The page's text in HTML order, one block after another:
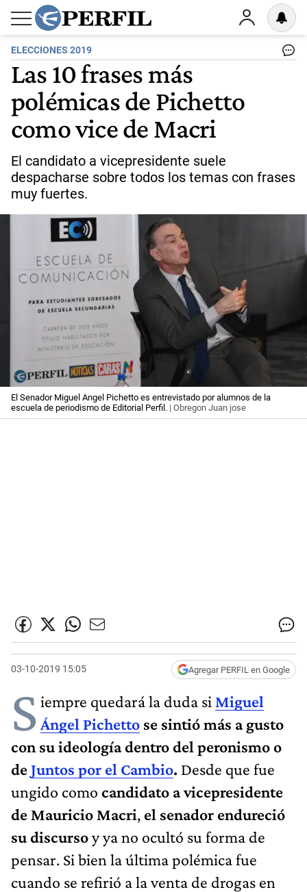
ELECCIONES 2019
Las 10 frases más
polémicas de Pichetto
como vice de Macri
El candidato a vicepresidente suele
despacharse sobre todos los temas con frases
muy fuertes.
El Senador Miguel Angel Pichetto es entrevistado por alumnos de la
escuela de periodismo de Editorial Perfil. | Obregon Juan jose
03-10-2019 15:05 Agregar PERFIL en Google
S iempre quedará la duda si Miguel
Ángel Pichetto se sintió más a gusto
con su ideología dentro del peronismo o
deJuntos por el Cambio. Desde que fue
ungido como candidato a vicepresidente
de Mauricio Macri, el senador endureció
su discursoy ya no ocultó su forma de
pensar. Si bien la última polémica fue
cuando se refirió a la venta de drogas en